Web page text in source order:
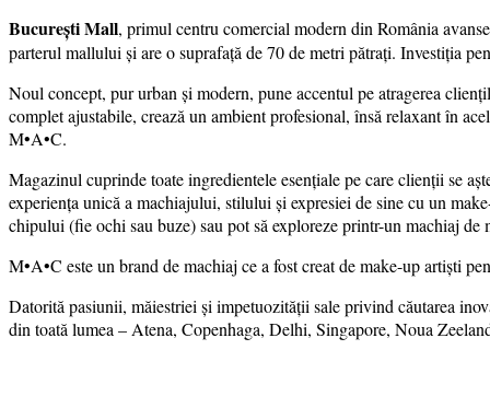
București Mall, primul centru comercial modern din România
parterul mallului și are o suprafață de 70 de metri pătrați. Investiția
Noul concept, pur urban și modern, pune accentul pe atragerea
complet ajustabile, crează un ambient profesional, însă relaxant în
M•A•C.
Magazinul cuprinde toate ingredientele esențiale pe care clienții se
experiența unică a machiajului, stilului și expresiei de sine cu un
chipului (fie ochi sau buze) sau pot să exploreze printr-un machiaj
M•A•C este un brand de machiaj ce a fost creat de make-up artiști
Datorită pasiunii, măiestriei și impetuozității sale privind căutarea
din toată lumea – Atena, Copenhaga, Delhi, Singapore, Noua